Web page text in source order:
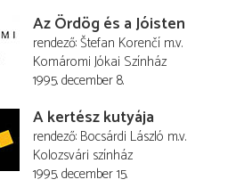
Az Ördög és a Jóisten
rendező Štefan Korenčí m.v.
Komáromi Jókai Színház
1995. december 8.
A kertész kutyája
rendező Bocsárdi László m.v.
Kolozsvári színház
1995. december 15.